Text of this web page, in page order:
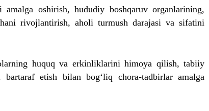
oshirish, hududiy boshqaruv organlarining,
rivojlantirish, aholi turmush darajasi va sifatini
huquq va erkinliklarini himoya qilish, tabiiy
etish bilan bog‘liq chora-tadbirlar amalga